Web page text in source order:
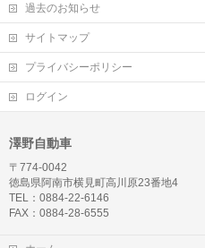
過去のお知らせ
サイトマップ
プライバシーポリシー
ログイン
澤野自動車
〒774-0042
徳島県阿南市横見町高川原23番地4
TEL：0884-22-6146
FAX：0884-28-6555